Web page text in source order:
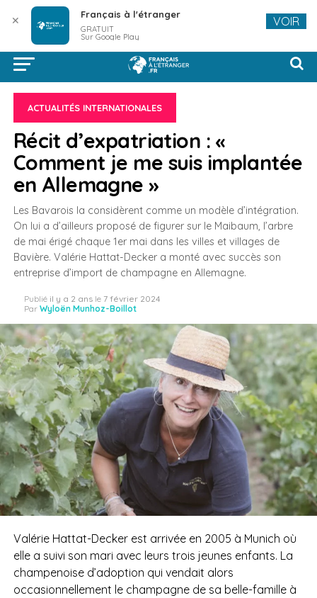
ACTUALITÉS INTERNATIONALES
Récit d’expatriation : «
Comment je me suis implantée
en Allemagne »
Les Bavarois la considèrent comme un modèle d’intégration.
On lui a d’ailleurs proposé de figurer sur le Maibaum, l’arbre
de mai érigé chaque 1er mai dans les villes et villages de
Bavière. Valérie Hattat-Decker a monté avec succès son
entreprise d’import de champagne en Allemagne.
Publié il y a 2 ans le 7 février 2024
Par Wyloën Munhoz-Boillot
Valérie Hattat-Decker est arrivée en 2005 à Munich où
elle a suivi son mari avec leurs trois jeunes enfants. La
champenoise d’adoption qui vendait alors
occasionnellement le champagne de sa belle-famille à
✕ Français à l'étranger
GRATUIT
Sur Google Play
VOIR